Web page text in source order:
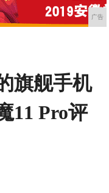
广告
旗舰手机
11 Pro评